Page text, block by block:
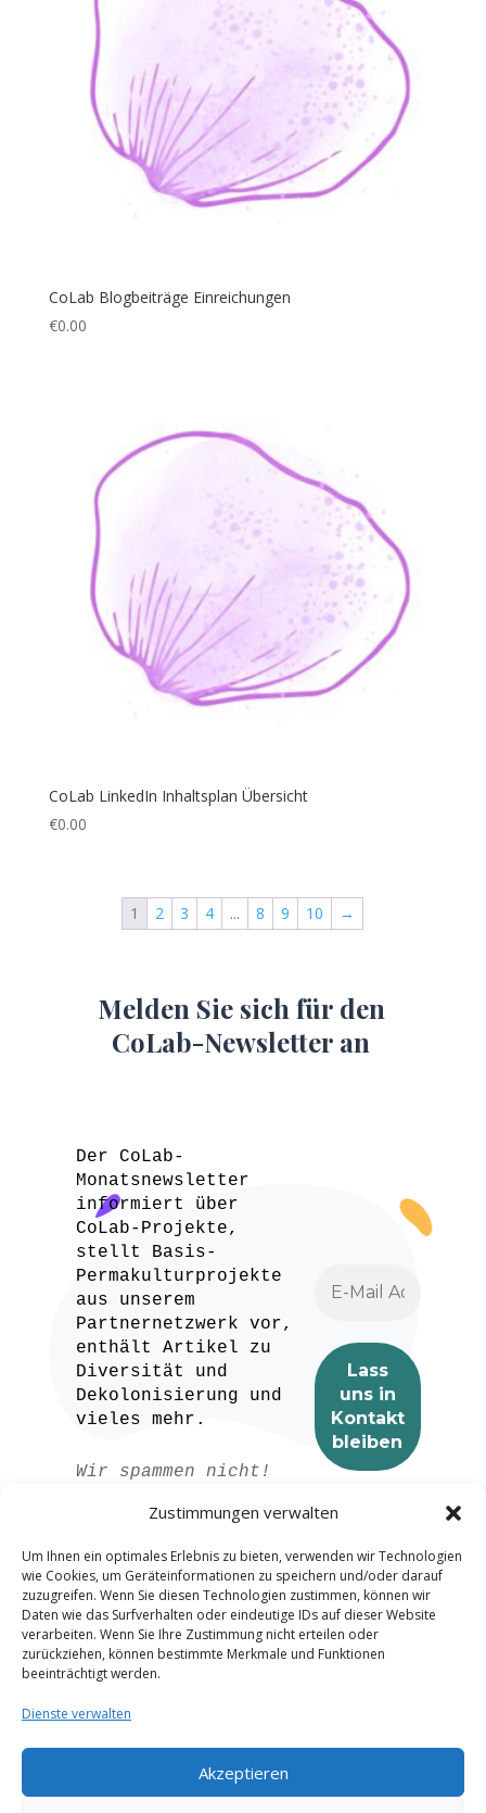
Zustimmungen verwalten
Um Ihnen ein optimales Erlebnis zu bieten, verwenden wir Technologien
wie Cookies, um Geräteinformationen zu speichern und/oder darauf
zuzugreifen. Wenn Sie diesen Technologien zustimmen, können wir
Daten wie das Surfverhalten oder eindeutige IDs auf dieser Website
verarbeiten. Wenn Sie Ihre Zustimmung nicht erteilen oder
zurückziehen, können bestimmte Merkmale und Funktionen
beeinträchtigt werden.
Dienste verwalten
Akzeptieren
CoLab Blogbeiträge Einreichungen
€0.00
CoLab LinkedIn Inhaltsplan Übersicht
€0.00
1 2 3 4 ... 8 9 10 →
Melden Sie sich für den
CoLab-Newsletter an
Der CoLab-
Monatsnewsletter
informiert über
CoLab-Projekte,
stellt Basis-
Permakulturprojekte
aus unserem
Partnernetzwerk vor,
enthält Artikel zu
Diversität und
Dekolonisierung und
vieles mehr.
Wir spammen nicht!
Datenschutzerklärung
Informationen.